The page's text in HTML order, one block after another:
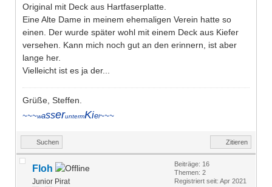
Original mit Deck aus Hartfaserplatte.
Eine Alte Dame in meinem ehemaligen Verein hatte so
einen. Der wurde später wohl mit einem Deck aus Kiefer
versehen. Kann mich noch gut an den erinnern, ist aber
lange her.
Vielleicht ist es ja der...
Grüße, Steffen.
~~~wasseruntermKiel~~~
Suchen Zitieren
Floh
Junior Pirat
Beiträge: 16
Themen: 2
Registriert seit: Apr 2021